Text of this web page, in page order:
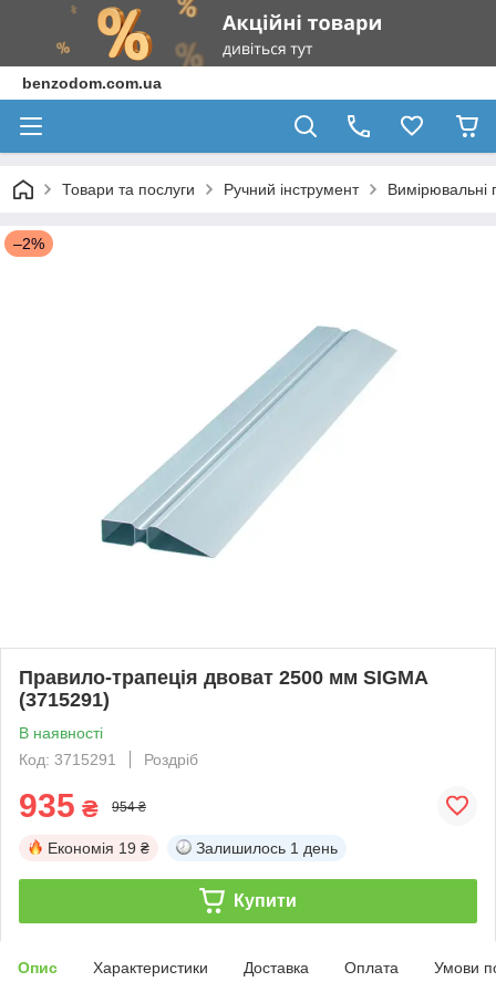
benzodom.com.ua
Товари та послуги Ручний інструмент Вимірювальні
–2%
Правило-трапеція двоват 2500 мм SIGMA
(3715291)
В наявності
Код: 3715291
Роздріб
935 ₴ 954 ₴
Економія 19 ₴ Залишилось 1 день
Купити
Опис Характеристики Доставка Оплата Умови